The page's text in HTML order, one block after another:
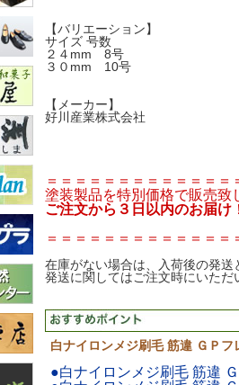
【バリエーション】
サイズ 号数
２４mm 8号
３０mm 10号
【メーカー】
好川産業株式会社
＝＝＝＝＝＝＝＝＝＝＝＝
塗装製品を特別価格で販売致
ご注文から３日以内のお届け
＝＝＝＝＝＝＝＝＝＝＝＝
在庫がない場合は、入荷後の発送
発送に関してはご注文時にいた
白ナイロンメジ刷毛 筋違 ＧＰ
●白ナイロンメジ刷毛 筋違